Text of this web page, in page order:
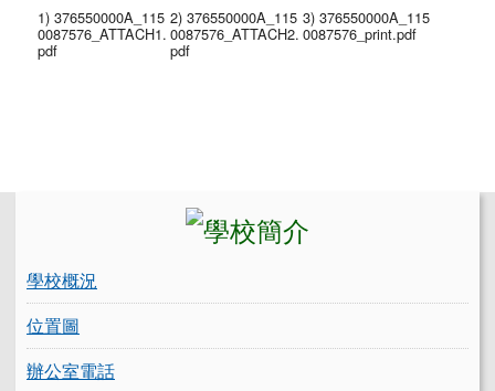
1) 376550000A_115
0087576_ATTACH1.
pdf
2) 376550000A_115
0087576_ATTACH2.
pdf
3) 376550000A_115
0087576_print.pdf
學校概況
位置圖
辦公室電話